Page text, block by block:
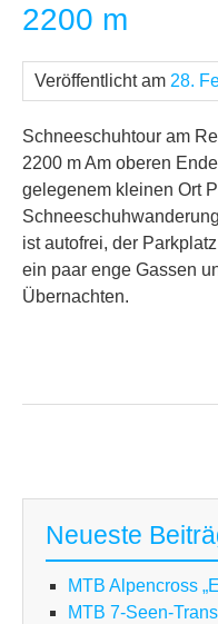
2200 m
Veröffentlicht am 28.
Schneeschuhtour am
2200 m Am oberen
gelegenem kleinen Ort
ist autofrei, der
ein paar enge Gassen
Übernachten.
Neueste
MTB Alpencross
MTB 7-Seen-